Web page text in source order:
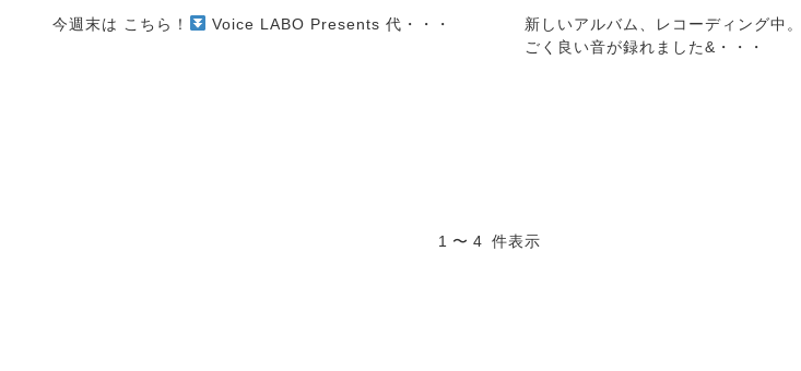
今週末は こちら！ Voice LABO Presents 代・・・
新しいアルバム、レコーディング中。 力を合わせて、す
ごく良い音が録れました&・・・
1 〜 4 件表示